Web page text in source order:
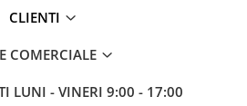
CLIENTI
COMERCIALE
LUNI - VINERI 9:00 - 17:00